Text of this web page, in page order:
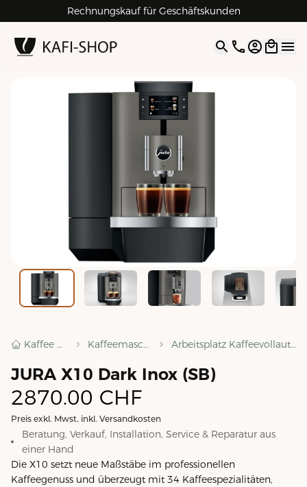
Rechnungskauf für Geschäftskunden
4.9| 5.0 Google
Open
Kaffee Shop Kaffeemaschinen Arbeitsplatz Kaffeevollautomaten
JURA X10 Dark Inox (SB)
2870.00 CHF
Preis exkl. Mwst. inkl. Versandkosten
Beratung, Verkauf, Installation, Service & Reparatur aus
einer Hand
Die X10 setzt neue Maßstäbe im professionellen
Kaffeegenuss und überzeugt mit 34 Kaffeespezialitäten,